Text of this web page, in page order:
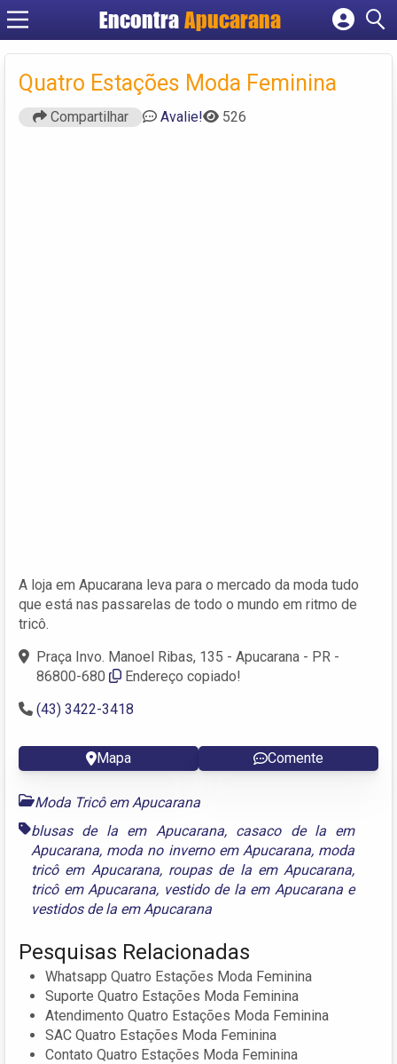
Encontra Apucarana
Cadastrar empresa
Criar conta
Quatro Estações Moda Feminina
Compartilhar Avalie! 526
A loja em Apucarana leva para o mercado da moda tudo
que está nas passarelas de todo o mundo em ritmo de
tricô.
Praça Invo. Manoel Ribas, 135 - Apucarana - PR -
86800-680
Endereço copiado!
(43) 3422-3418
Mapa Comente
Moda Tricô em Apucarana
blusas de la em Apucarana, casaco de la em
Apucarana, moda no inverno em Apucarana, moda
tricô em Apucarana, roupas de la em Apucarana,
tricô em Apucarana, vestido de la em Apucaranae
vestidos de la em Apucarana
Pesquisas Relacionadas
Whatsapp Quatro Estações Moda Feminina
Suporte Quatro Estações Moda Feminina
Atendimento Quatro Estações Moda Feminina
SAC Quatro Estações Moda Feminina
Contato Quatro Estações Moda Feminina